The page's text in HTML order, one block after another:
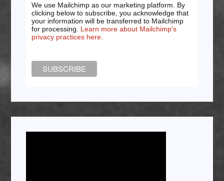
We use Mailchimp as our marketing platform. By
clicking below to subscribe, you acknowledge that
your information will be transferred to Mailchimp
for processing. Learn more about Mailchimp's
privacy practices here.